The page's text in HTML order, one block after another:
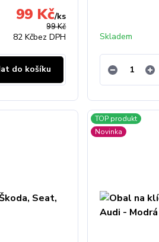
99 Kč
99 Kč/ks
82 Kčbez DPH
do košíku
Skladem
TOP produkt
Novinka